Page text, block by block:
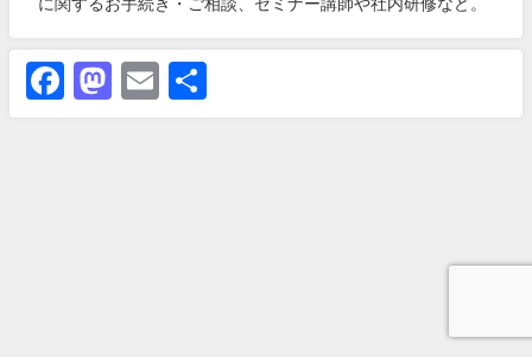
に関するお手続き・ご相談、セミナー講師や社内研修など。
Facebook
Mastodon
Email
有